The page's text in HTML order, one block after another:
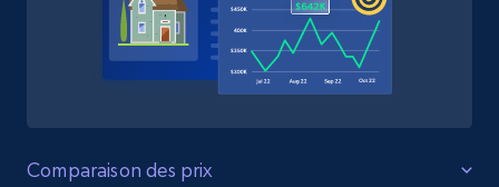
Comparaison des prix